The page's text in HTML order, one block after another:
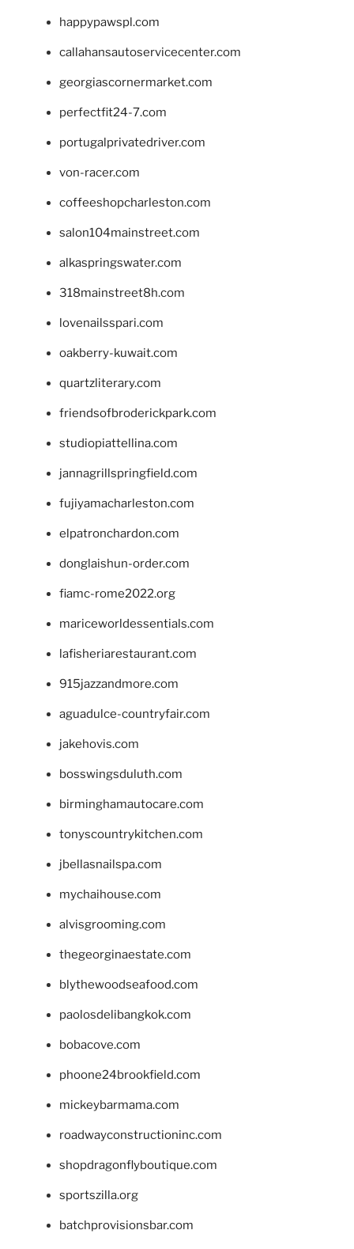
happypawspl.com
callahansautoservicecenter.com
georgiascornermarket.com
perfectfit24-7.com
portugalprivatedriver.com
von-racer.com
coffeeshopcharleston.com
salon104mainstreet.com
alkaspringswater.com
318mainstreet8h.com
lovenailsspari.com
oakberry-kuwait.com
quartzliterary.com
friendsofbroderickpark.com
studiopiattellina.com
jannagrillspringfield.com
fujiyamacharleston.com
elpatronchardon.com
donglaishun-order.com
fiamc-rome2022.org
mariceworldessentials.com
lafisheriarestaurant.com
915jazzandmore.com
aguadulce-countryfair.com
jakehovis.com
bosswingsduluth.com
birminghamautocare.com
tonyscountrykitchen.com
jbellasnailspa.com
mychaihouse.com
alvisgrooming.com
thegeorginaestate.com
blythewoodseafood.com
paolosdelibangkok.com
bobacove.com
phoone24brookfield.com
mickeybarmama.com
roadwayconstructioninc.com
shopdragonflyboutique.com
sportszilla.org
batchprovisionsbar.com